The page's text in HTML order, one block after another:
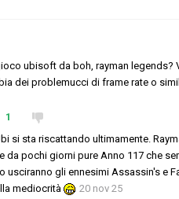
ubisoft da boh, rayman legends?
dei problemucci di frame rate o
1
si sta riscattando ultimamente.
da pochi giorni pure Anno 117 che
usciranno gli ennesimi Assassin's e
mediocrità
20 nov 25